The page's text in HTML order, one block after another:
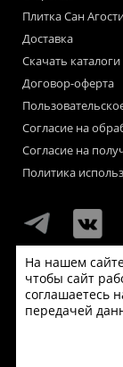
Плитка Сан
Доставка
Скачать каталоги
Договор-оферта
Согласие на
Согласие на
Политика
Мы используем
Если Вас это не
На нашем
чтобы сайт
соглашаетесь
передачей